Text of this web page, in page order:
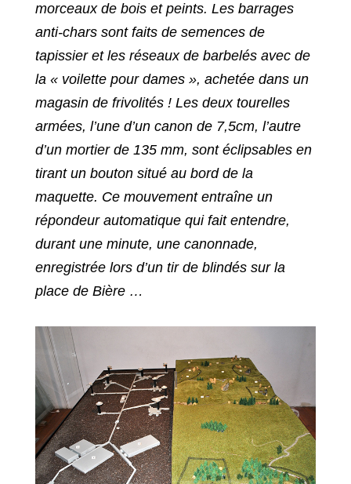
morceaux de bois et peints. Les barrages
anti-chars sont faits de semences de
tapissier et les réseaux de barbelés avec de
la « voilette pour dames », achetée dans un
magasin de frivolités ! Les deux tourelles
armées, l’une d’un canon de 7,5cm, l’autre
d’un mortier de 135 mm, sont éclipsables en
tirant un bouton situé au bord de la
maquette. Ce mouvement entraîne un
répondeur automatique qui fait entendre,
durant une minute, une canonnade,
enregistrée lors d’un tir de blindés sur la
place de Bière …